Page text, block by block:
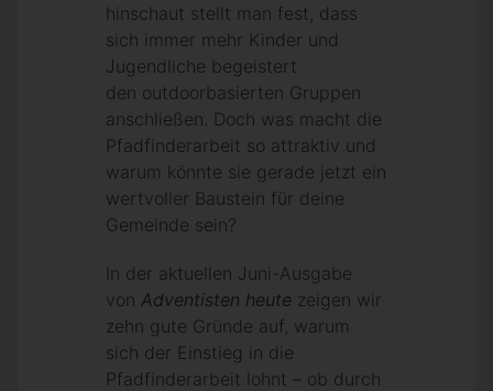
hinschaut stellt man fest, dass
sich immer mehr Kinder und
Jugendliche begeistert
den outdoorbasierten Gruppen
anschließen. Doch was macht die
Pfadfinderarbeit so attraktiv und
warum könnte sie gerade jetzt ein
wertvoller Baustein für deine
Gemeinde sein?
In der aktuellen Juni-Ausgabe
von Adventisten heute zeigen wir
zehn gute Gründe auf, warum
sich der Einstieg in die
Pfadfinderarbeit lohnt – ob durch